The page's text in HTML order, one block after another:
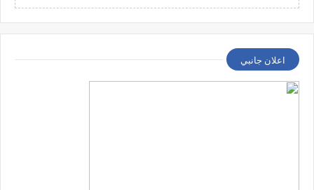
اعلان جانبي